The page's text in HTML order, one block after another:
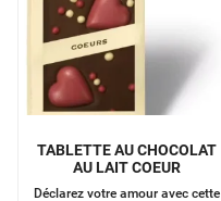
TABLETTE AU CHOCOLAT
AU LAIT COEUR
Déclarez votre amour avec cette